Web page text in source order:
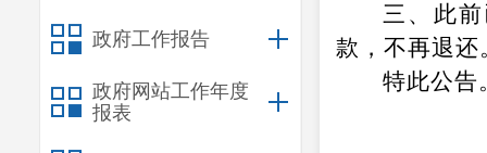
政府工作报告
政府网站工作年度
报表
三、此
款，不再退还
特此公告